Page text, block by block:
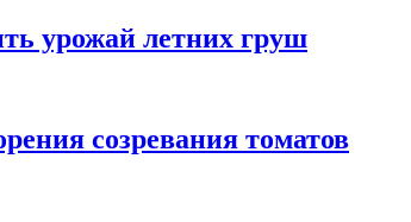
урожай летних груш
созревания томатов